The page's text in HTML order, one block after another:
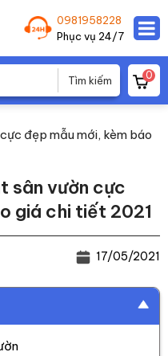
0981958228
Phục vụ 24/7
0
đẹp mẫu mới, kèm báo
sân vườn cực
giá chi tiết 2021
17/05/2021